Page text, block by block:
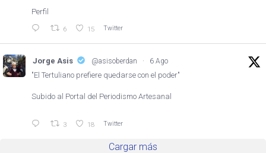
Perfil
6 15 Twitter
Jorge Asis @asisoberdan · 6 Ago
"El Tertuliano prefiere quedarse con el poder"
Subido al Portal del Periodismo Artesanal
3 18 Twitter
Cargar más